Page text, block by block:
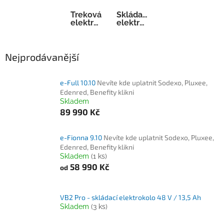
Treková
elektrokola
Skládací
elektrokola
Nejprodávanější
e-Full 10.10 Nevíte kde uplatnit Sodexo, Pluxee,
Edenred, Benefity klikni
Skladem
89 990 Kč
e-Fionna 9.10 Nevíte kde uplatnit Sodexo, Pluxee,
Edenred, Benefity klikni
Skladem (1 ks)
od 58 990 Kč
VB2 Pro - skládací elektrokolo 48 V / 13,5 Ah
Skladem (3 ks)